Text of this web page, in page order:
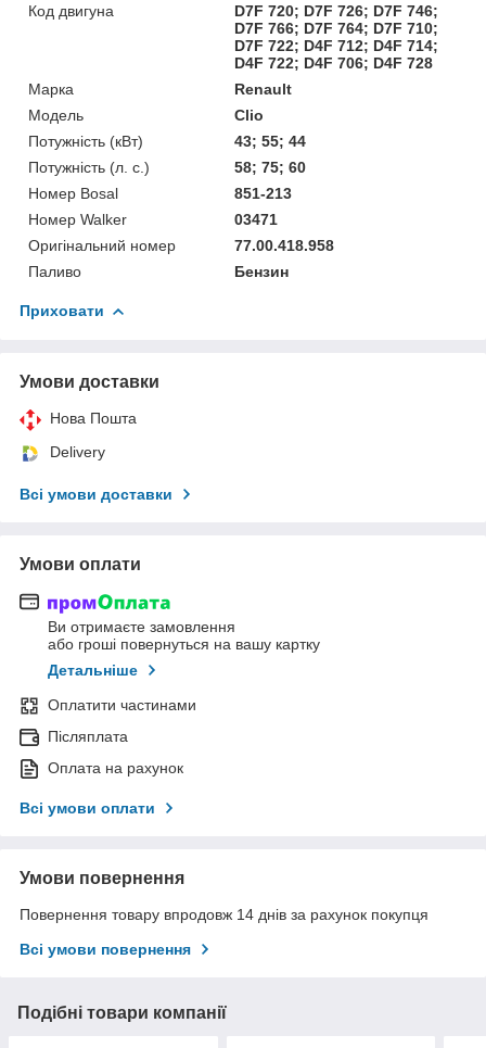
Код двигуна
D7F 720; D7F 726; D7F 746;
D7F 766; D7F 764; D7F 710;
D7F 722; D4F 712; D4F 714;
D4F 722; D4F 706; D4F 728
Марка
Renault
Мoдель
Clio
Потужність (кВт)
43; 55; 44
Потужність (л. с.)
58; 75; 60
Номер Bosal
851-213
Номер Walker
03471
Оригінальний номер
77.00.418.958
Паливо
Бензин
Приховати
Умови доставки
Нова Пошта
Delivery
Всі умови доставки
Умови оплати
Ви отримаєте замовлення
або гроші повернуться на вашу картку
Детальніше
Оплатити частинами
Післяплата
Оплата на рахунок
Всі умови оплати
Умови повернення
Повернення товару впродовж 14 днів за рахунок покупця
Всі умови повернення
Подібні товари компанії